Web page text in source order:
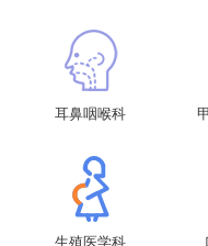
耳鼻咽喉科
生殖医学科